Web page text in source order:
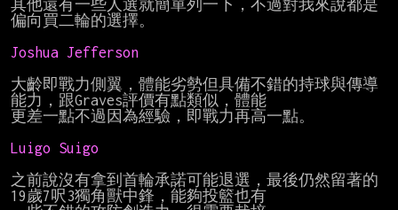
其他還有一些人選就簡單列一下，不過對我來說都是
偏向買二輪的選擇。
Joshua Jefferson
大齡即戰力側翼，體能劣勢但具備不錯的持球與傳導
能力，跟Graves評價有點類似，體能
更差一點不過因為經驗，即戰力再高一點。
Luigo Suigo
之前說沒有拿到首輪承諾可能退選，最後仍然留著的
19歲7呎3獨角獸中鋒，能夠投籃也有